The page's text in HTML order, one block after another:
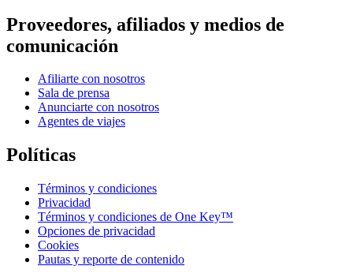
Proveedores, afiliados y medios de
comunicación
Afiliarte con nosotros
Sala de prensa
Anunciarte con nosotros
Agentes de viajes
Políticas
Términos y condiciones
Privacidad
Términos y condiciones de One Key™
Opciones de privacidad
Cookies
Pautas y reporte de contenido